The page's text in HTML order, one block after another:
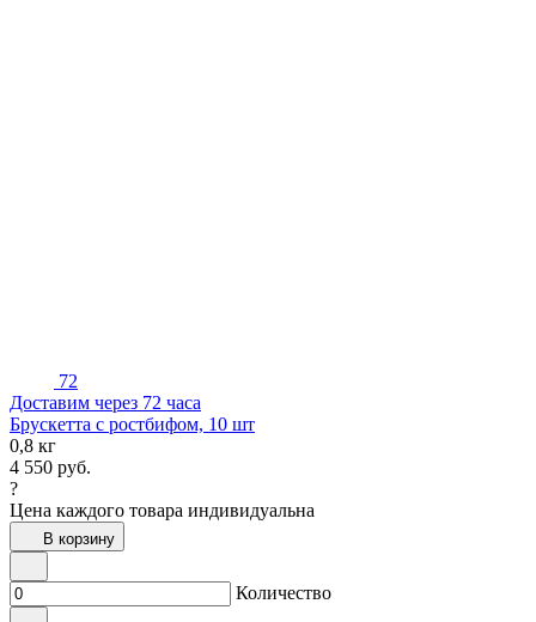
72
Доставим через 72 часа
Брускетта с ростбифом, 10 шт
0,8 кг
4 550 руб.
?
Цена каждого товара индивидуальна
В корзину
Количество